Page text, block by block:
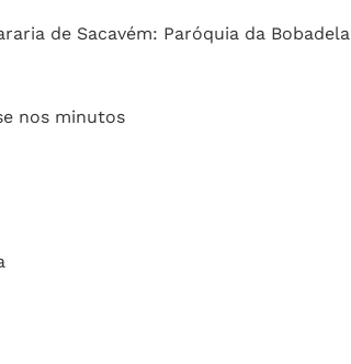
de Sacavém: Paróquia da Bobadela
nos minutos